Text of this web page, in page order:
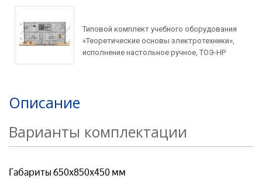
Типовой комплект учебного оборудования
«Теоретические основы электротехники»,
исполнение настольное ручное, ТОЭ-НР
Описание
Варианты комплектации
Габариты 650х850х450 мм
Ваш e-mail*
Организация*
Товар*
Организация*
Ваш вопрос:*
Товар*
Номер телефона*